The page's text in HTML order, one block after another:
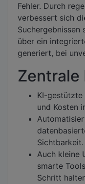
Fehler. Durch
verbessert sich
Suchergebnissen
über ein
generiert, bei
Zentrale
KI-
und Kosten
Sichtbarkeit.
Auch kleine
smarte
Schritt